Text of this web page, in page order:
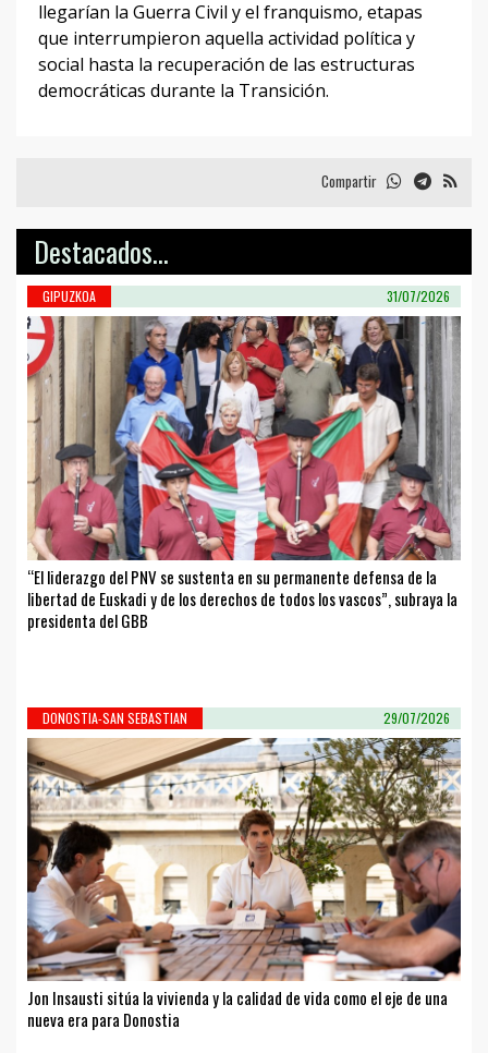
llegarían la Guerra Civil y el franquismo, etapas
que interrumpieron aquella actividad política y
social hasta la recuperación de las estructuras
democráticas durante la Transición.
Compartir
Destacados...
GIPUZKOA 31/07/2026
“El liderazgo del PNV se sustenta en su permanente defensa de la
libertad de Euskadi y de los derechos de todos los vascos”, subraya la
presidenta del GBB
DONOSTIA-SAN SEBASTIAN 29/07/2026
Jon Insausti sitúa la vivienda y la calidad de vida como el eje de una
nueva era para Donostia